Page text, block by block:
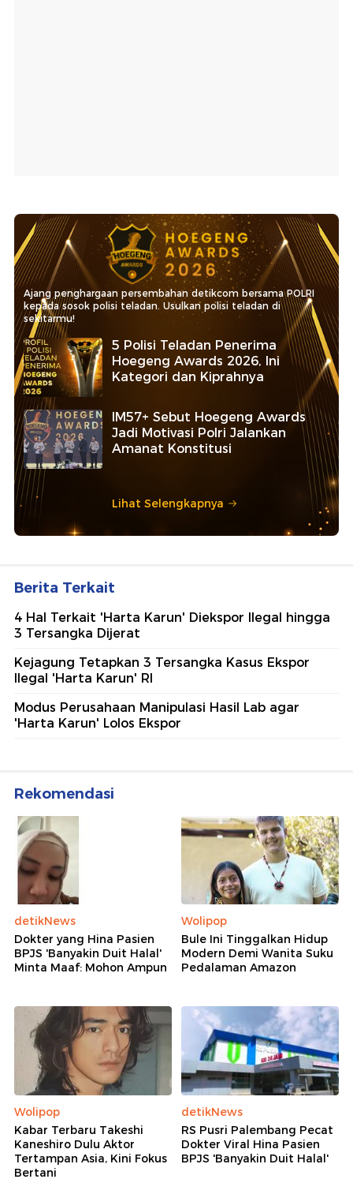
Ajang penghargaan persembahan detikcom bersama POLRI
kepada sosok polisi teladan. Usulkan polisi teladan di
sekitarmu!
5 Polisi Teladan Penerima
Hoegeng Awards 2026, Ini
Kategori dan Kiprahnya
IM57+ Sebut Hoegeng Awards
Jadi Motivasi Polri Jalankan
Amanat Konstitusi
Lihat Selengkapnya
Berita Terkait
4 Hal Terkait 'Harta Karun' Diekspor Ilegal hingga
3 Tersangka Dijerat
Kejagung Tetapkan 3 Tersangka Kasus Ekspor
Ilegal 'Harta Karun' RI
Modus Perusahaan Manipulasi Hasil Lab agar
'Harta Karun' Lolos Ekspor
Rekomendasi
detikNews
Dokter yang Hina Pasien
BPJS 'Banyakin Duit Halal'
Minta Maaf: Mohon Ampun
Wolipop
Bule Ini Tinggalkan Hidup
Modern Demi Wanita Suku
Pedalaman Amazon
Wolipop
Kabar Terbaru Takeshi
Kaneshiro Dulu Aktor
Tertampan Asia, Kini Fokus
Bertani
detikNews
RS Pusri Palembang Pecat
Dokter Viral Hina Pasien
BPJS 'Banyakin Duit Halal'